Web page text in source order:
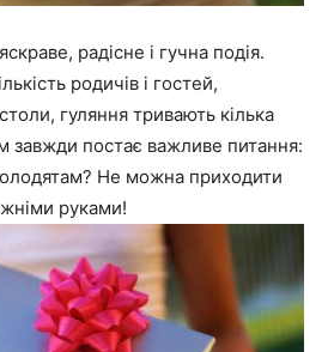
радісне і гучна подія.
родичів і гостей,
гуляння тривають кілька
завжди постає важливе питання:
Не можна приходити
руками!